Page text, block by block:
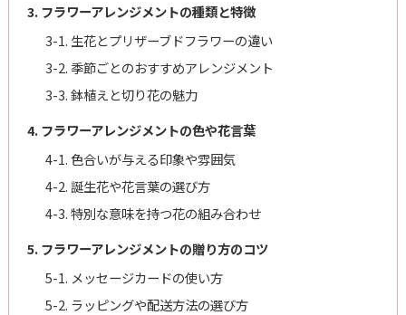
3. フラワーアレンジメントの種類と特徴
3-1. 生花とプリザーブドフラワーの違い
3-2. 季節ごとのおすすめアレンジメント
3-3. 鉢植えと切り花の魅力
4. フラワーアレンジメントの色や花言葉
4-1. 色合いが与える印象や雰囲気
4-2. 誕生花や花言葉の選び方
4-3. 特別な意味を持つ花の組み合わせ
5. フラワーアレンジメントの贈り方のコツ
5-1. メッセージカードの使い方
5-2. ラッピングや配送方法の選び方